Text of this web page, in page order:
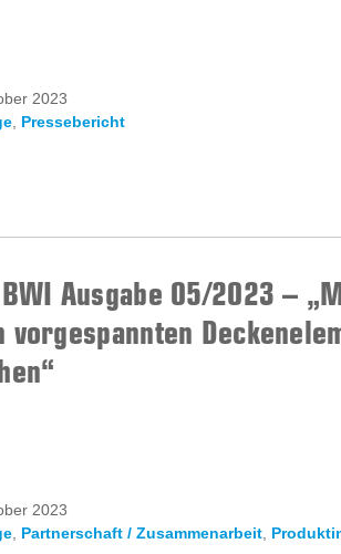
2023
, Pressebericht
Ausgabe 05/2023 –
vorgespannten
2023
, Partnerschaft / Zusammenarbeit,